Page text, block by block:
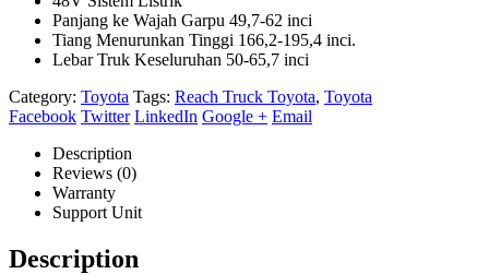
Panjang ke Wajah Garpu 49,7-62 inci
Tiang Menurunkan Tinggi 166,2-195,4 inci.
Lebar Truk Keseluruhan 50-65,7 inci
Category: Toyota Tags: Reach Truck Toyota, Toyota
Facebook Twitter LinkedIn Google + Email
Description
Reviews (0)
Warranty
Support Unit
Description